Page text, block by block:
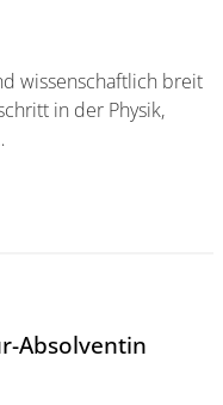
wissenschaftlich breit
in der Physik,
Prof. Hinrich Meyer
Absolventin